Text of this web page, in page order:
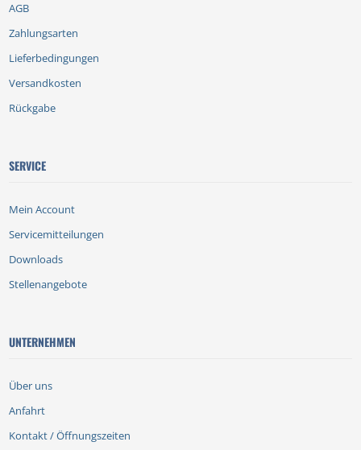
AGB
Zahlungsarten
Lieferbedingungen
Versandkosten
Rückgabe
SERVICE
Mein Account
Servicemitteilungen
Downloads
Stellenangebote
UNTERNEHMEN
Über uns
Anfahrt
Kontakt / Öffnungszeiten